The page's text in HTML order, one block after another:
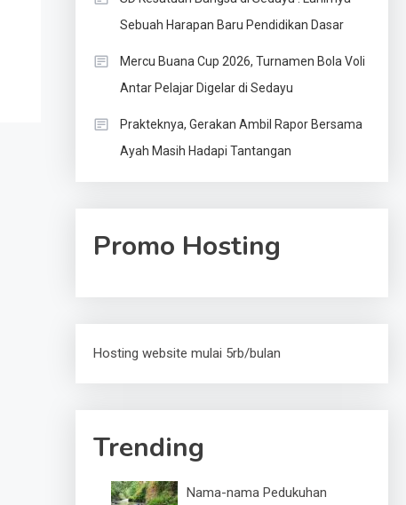
Sebuah Harapan Baru Pendidikan Dasar
Mercu Buana Cup 2026, Turnamen Bola Voli
Antar Pelajar Digelar di Sedayu
Prakteknya, Gerakan Ambil Rapor Bersama
Ayah Masih Hadapi Tantangan
Promo Hosting
Hosting website mulai 5rb/bulan
Trending
Nama-nama Pedukuhan